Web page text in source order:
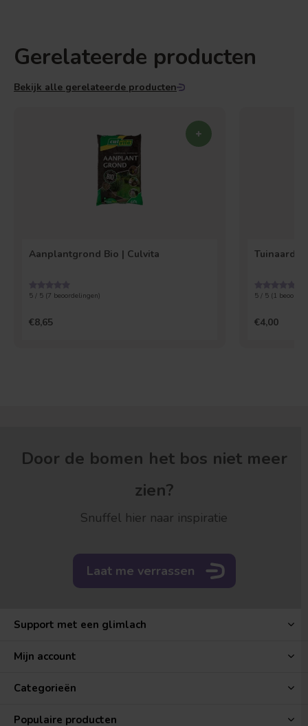
Gerelateerde producten
Bekijk alle gerelateerde producten
Aanplantgrond Bio | Culvita
5 / 5 (7 beoordelingen)
€8,65
Tuinaarde
5 / 5 (1
€4,00
Door de bomen het bos niet meer
zien?
Snuffel hier naar inspiratie
Laat me verrassen
Support met een glimlach
Mijn account
Categorieën
Populaire producten